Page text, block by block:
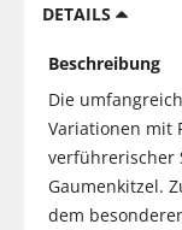
DETAILS
Beschreibung
Die
Variationen mit
verführerischer
Gaumenkitzel.
dem